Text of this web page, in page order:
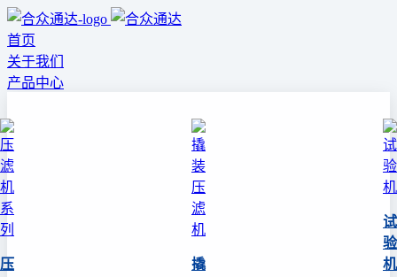
首页
关于我们
产品中心
压
撬
试
验
机